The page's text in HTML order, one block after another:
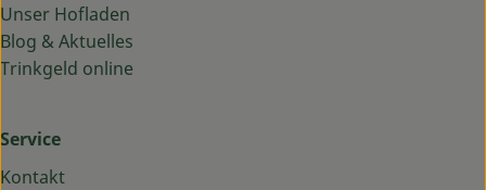
Unser Hofladen
Blog & Aktuelles
Trinkgeld online
Service
Kontakt